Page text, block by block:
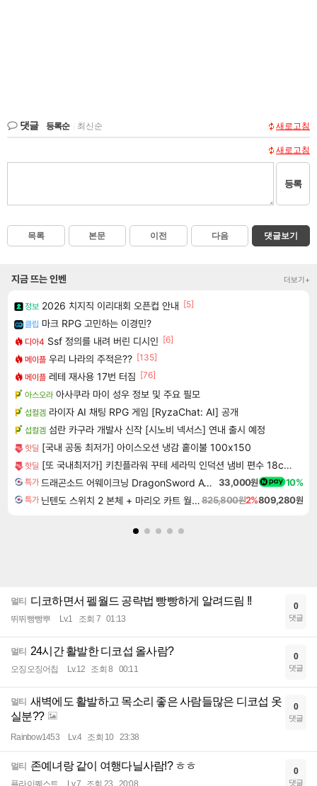
댓글 등록순 최신순 새로고침
새로고침
등록
목록 본문 이전 다음 댓글보기
지금 뜨는 인벤 더보기+
정보 2026 치지직 이리대회 오픈컵 안내 [5]
클립 마크 RPG 고민하는 이경민?
디아4 Ssf 정의를 내려 버린 디시인 [6]
메이플 우리 나라의 주적은?? [135]
메이플 레테 재사용 17번 터짐 [76]
아스오라 아사쿠라 마이 성우 정보 및 주요 필모
섭컬겜 라이자 AI 채팅 RPG 게임 [RyzaChat: AI] 공개
섭컬겜 섬란 카구라 개발사 신작 [시노비 넥서스] 연내 출시 예정
핫딜 [국내 공동 최저가] 아이스오션 냉감 홑이불 100x150
핫딜 [또 국내최저가] 키친플라워 꾸테 세라믹 인덕션 냄비 편수 18cm x 2개
특가 드래곤소드 어웨이크닝 DragonSword Awakening 33,000원 10%
특가 닌텐도 스위치 2 본체 + 마리오 카트 월드 + 포켓몬스터 레전드 ZA 닌텐도 스위치 2 에디션 번들825,800원2%809,280원
멀티 디코하면서 펠월드 공략법 빵빵하게 알려드림 !!
뛰뛰빵빵뿌 Lv.1 조회 7 01:13
0
댓글
멀티 24시간 활발한 디코섭 올사람?
오징오징어칩 Lv.12 조회 8 00:11
0
댓글
멀티 새벽에도 활발하고 목소리 좋은 사람들많은 디코섭 옷
실분??
Rainbow1453 Lv.4 조회 10 23:38
0
댓글
멀티 존예녀랑 같이 여행다닐사람!? ㅎㅎ
플라이퀘스트 Lv.7 조회 23 20:08
0
댓글